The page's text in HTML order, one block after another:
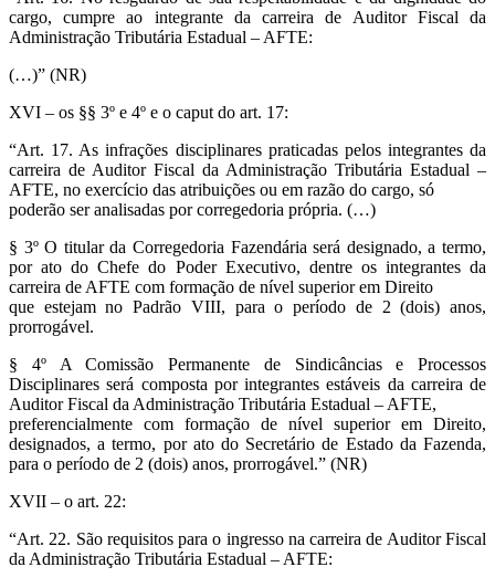
cargo, cumpre ao integrante da carreira de Auditor Fiscal da
Administração Tributária Estadual – AFTE:
(…)” (NR)
XVI – os §§ 3º e 4º e o caput do art. 17:
“Art. 17. As infrações disciplinares praticadas pelos integrantes da
carreira de Auditor Fiscal da Administração Tributária Estadual –
AFTE, no exercício das atribuições ou em razão do cargo, só
poderão ser analisadas por corregedoria própria. (…)
§ 3º O titular da Corregedoria Fazendária será designado, a termo,
por ato do Chefe do Poder Executivo, dentre os integrantes da
carreira de AFTE com formação de nível superior em Direito
que estejam no Padrão VIII, para o período de 2 (dois) anos,
prorrogável.
§ 4º A Comissão Permanente de Sindicâncias e Processos
Disciplinares será composta por integrantes estáveis da carreira de
Auditor Fiscal da Administração Tributária Estadual – AFTE,
preferencialmente com formação de nível superior em Direito,
designados, a termo, por ato do Secretário de Estado da Fazenda,
para o período de 2 (dois) anos, prorrogável.” (NR)
XVII – o art. 22:
“Art. 22. São requisitos para o ingresso na carreira de Auditor Fiscal
da Administração Tributária Estadual – AFTE: